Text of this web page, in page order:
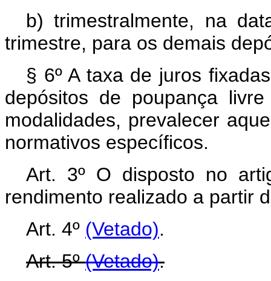
b) trimestralmente, na
trimestre, para os demais
§ 6º A taxa de juros
depósitos de poupança
modalidades, prevalecer
normativos específicos.
Art. 3º O disposto no
rendimento realizado a partir
Art. 4º (Vetado).
Art. 5º(Vetado).